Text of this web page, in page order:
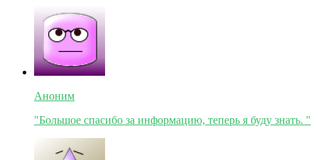
Аноним
"Большое спасибо за информацию, теперь я буду знать. "